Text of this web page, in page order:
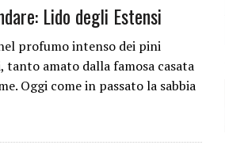
Lido degli Estensi
profumo intenso dei pini
amato dalla famosa casata
Oggi come in passato la sabbia